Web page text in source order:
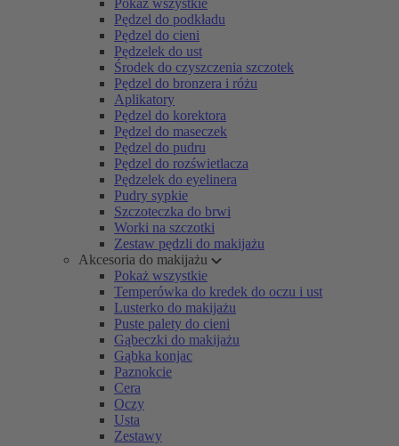
Pokaż wszystkie
Pędzel do podkładu
Pędzel do cieni
Pędzelek do ust
Środek do czyszczenia szczotek
Pędzel do bronzera i różu
Aplikatory
Pędzel do korektora
Pędzel do maseczek
Pędzel do pudru
Pędzel do rozświetlacza
Pędzelek do eyelinera
Pudry sypkie
Szczoteczka do brwi
Worki na szczotki
Zestaw pędzli do makijażu
Akcesoria do makijażu
Pokaż wszystkie
Temperówka do kredek do oczu i ust
Lusterko do makijażu
Puste palety do cieni
Gąbeczki do makijażu
Gąbka konjac
Paznokcie
Cera
Oczy
Usta
Zestawy